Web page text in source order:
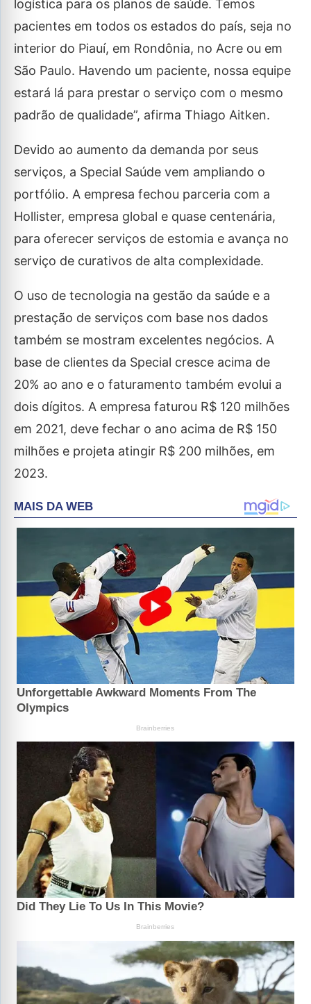
logística para os planos de saúde. Temos
pacientes em todos os estados do país, seja no
interior do Piauí, em Rondônia, no Acre ou em
São Paulo. Havendo um paciente, nossa equipe
estará lá para prestar o serviço com o mesmo
padrão de qualidade”, afirma Thiago Aitken.
Devido ao aumento da demanda por seus
serviços, a Special Saúde vem ampliando o
portfólio. A empresa fechou parceria com a
Hollister, empresa global e quase centenária,
para oferecer serviços de estomia e avança no
serviço de curativos de alta complexidade.
O uso de tecnologia na gestão da saúde e a
prestação de serviços com base nos dados
também se mostram excelentes negócios. A
base de clientes da Special cresce acima de
20% ao ano e o faturamento também evolui a
dois dígitos. A empresa faturou R$ 120 milhões
em 2021, deve fechar o ano acima de R$ 150
milhões e projeta atingir R$ 200 milhões, em
2023.